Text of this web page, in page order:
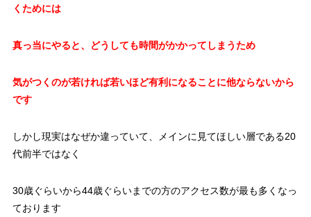
くためには
真っ当にやると、どうしても時間がかかってしまうため
気がつくのが若ければ若いほど有利になることに他ならないから
です
しかし現実はなぜか違っていて、メインに見てほしい層である20
代前半ではなく
30歳ぐらいから44歳ぐらいまでの方のアクセス数が最も多くなっ
ております